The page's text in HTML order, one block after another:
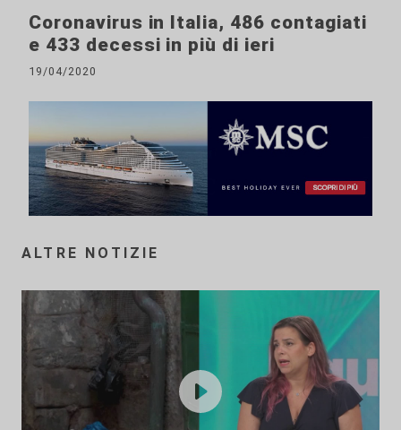
Coronavirus in Italia, 486 contagiati
e 433 decessi in più di ieri
19/04/2020
ALTRE NOTIZIE